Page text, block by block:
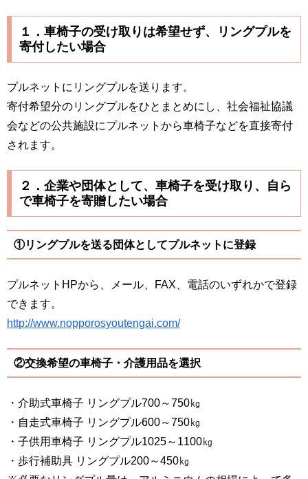
１．車椅子の受け取りは希望せず、リングプルを
寄付したい場合
プルネットにリングプルを送ります。
寄付希望分のリングプルをひとまとめにし、社会福祉協議
会などの公共施設にプルネットから車椅子などを直接寄付
されます。
２．企業や団体として、車椅子を受け取り、自ら
で車椅子を寄贈したい場合
①リングプルを送る団体としてプルネットに登録
プルネットHPから、メール、FAX、電話のいずれかで登録
できます。
http://www.nopporosyoutengai.com/
②交換希望の車椅子・介護用品を選択
・介助式車椅子 リングプル700～750㎏
・自走式車椅子 リングプル600～750㎏
・子供用車椅子 リングプル1025～1100㎏
・歩行補助具 リングプル200～450㎏